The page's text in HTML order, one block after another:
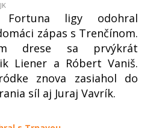
ligy odohral
zápas s Trenčínom.
drese sa prvýkrát
Liener a Róbert Vaniš.
znova zasiahol do
síl aj Juraj Vavrík.